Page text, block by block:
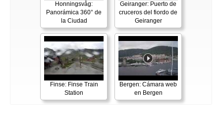
Honningsvåg:
Panorámica 360° de
la Ciudad
Geiranger: Puerto de
cruceros del fiordo de
Geiranger
Finse: Finse Train
Station
Bergen: Cámara web
en Bergen